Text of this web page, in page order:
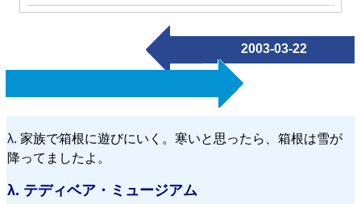
2003-03-22
λ. 家族で箱根に遊びにいく。寒いと思ったら、箱根は雪が
降ってましたよ。
λ. テディベア・ミュージアム